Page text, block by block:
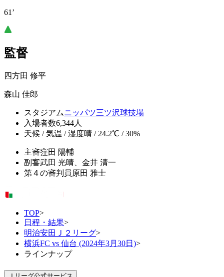
61’
監督
四方田 修平
森山 佳郎
スタジアムニッパツ三ツ沢球技場
入場者数6,344人
天候 / 気温 / 湿度晴 / 24.2℃ / 30%
主審窪田 陽輔
副審武田 光晴、金井 清一
第４の審判員 原田 雅士
TOP>
日程・結果>
明治安田Ｊ２リーグ>
横浜FC vs 仙台 (2024年3月30日)>
ラインナップ